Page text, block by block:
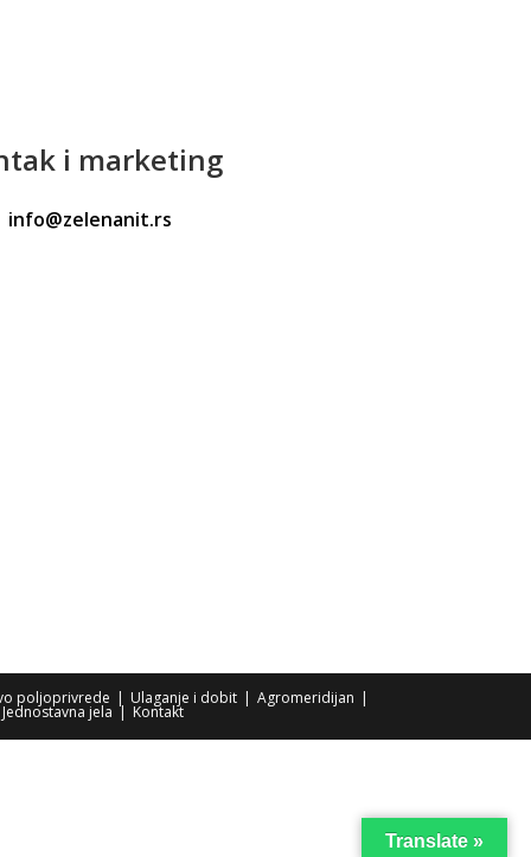
i marketing
info@zelenanit.rs
poljoprivrede Ulaganje i dobit Agromeridijan
Jednostavna jela Kontakt
Translate »